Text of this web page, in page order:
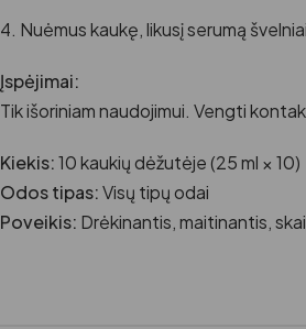
Nuėmus kaukę, likusį serumą
Įspėjimai:
Tik išoriniam naudojimui. Vengti
Kiekis:10 kaukių dėžutėje (25 ml × 10)
Odos tipas:Visų tipų odai
Poveikis: Drėkinantis, maitinantis,